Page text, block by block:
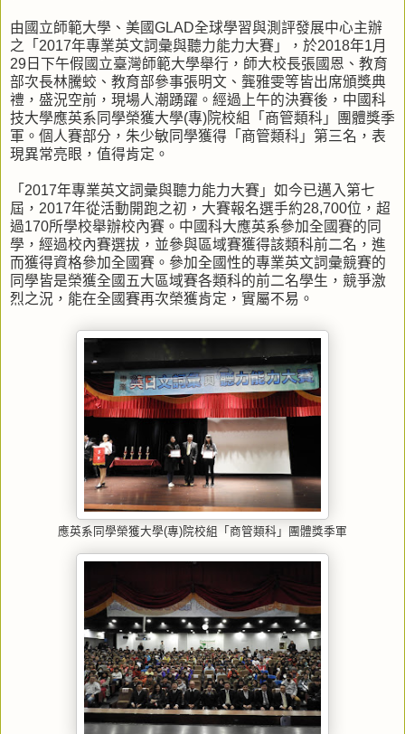
由國立師範大學、美國GLAD全球學習與測評發展中心主辦
之「2017年專業英文詞彙與聽力能力大賽」，於2018年1月
29日下午假國立臺灣師範大學舉行，師大校長張國恩、教育
部次長林騰蛟、教育部參事張明文、龔雅雯等皆出席頒獎典
禮，盛況空前，現場人潮踴躍。經過上午的決賽後，中國科
技大學應英系同學榮獲大學(專)院校組「商管類科」團體獎季
軍。個人賽部分，朱少敏同學獲得「商管類科」第三名，表
現異常亮眼，值得肯定。
「2017年專業英文詞彙與聽力能力大賽」如今已邁入第七
屆，2017年從活動開跑之初，大賽報名選手約28,700位，超
過170所學校舉辦校內賽。中國科大應英系參加全國賽的同
學，經過校內賽選拔，並參與區域賽獲得該類科前二名，進
而獲得資格參加全國賽。參加全國性的專業英文詞彙競賽的
同學皆是榮獲全國五大區域賽各類科的前二名學生，競爭激
烈之況，能在全國賽再次榮獲肯定，實屬不易。
應英系同學榮獲大學(專)院校組「商管類科」團體獎季軍